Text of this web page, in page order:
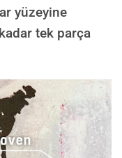
yüzeyine
tek parça